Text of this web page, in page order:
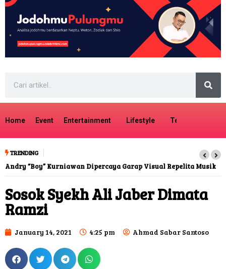
Home Event Entertainment Lifestyle Tech
TRENDING
Andry “Boy” Kurniawan Dipercaya Garap Visual Repelita Musik
Sosok Syekh Ali Jaber Dimata
Ramzi
January 14, 2021 4:25 pm Ahmad Sabar Santoso